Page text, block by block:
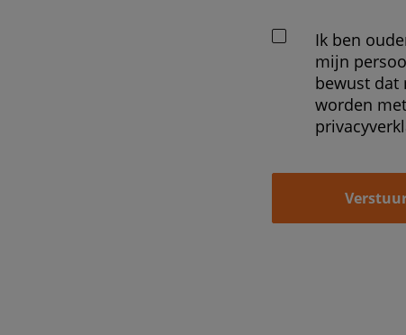
Ik ben
mijn
bewust dat
worden